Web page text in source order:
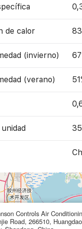
de calor
(invierno)
(verano)
Controls Air
Road, 266510,